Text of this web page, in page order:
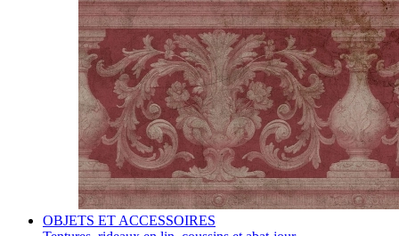
OBJETS ET ACCESSOIRES